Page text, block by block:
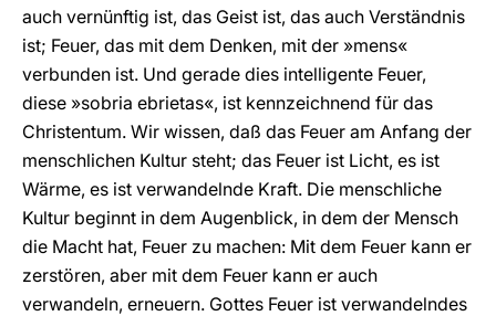
auch vernünftig ist, das Geist ist, das auch Verständnis
ist; Feuer, das mit dem Denken, mit der »mens«
verbunden ist. Und gerade dies intelligente Feuer,
diese »sobria ebrietas«, ist kennzeichnend für das
Christentum. Wir wissen, daß das Feuer am Anfang der
menschlichen Kultur steht; das Feuer ist Licht, es ist
Wärme, es ist verwandelnde Kraft. Die menschliche
Kultur beginnt in dem Augenblick, in dem der Mensch
die Macht hat, Feuer zu machen: Mit dem Feuer kann er
zerstören, aber mit dem Feuer kann er auch
verwandeln, erneuern. Gottes Feuer ist verwandelndes